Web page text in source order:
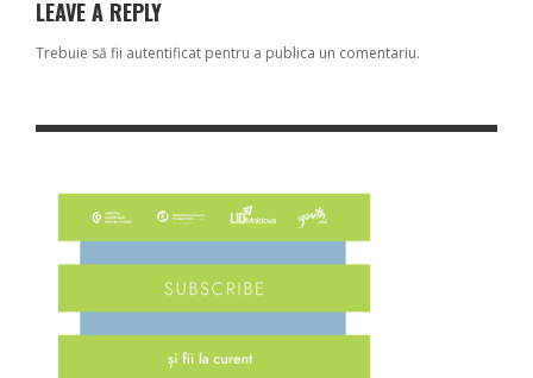
LEAVE A REPLY
Trebuie să fii autentificat pentru a publica un comentariu.